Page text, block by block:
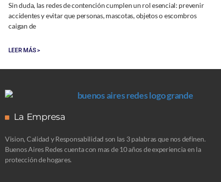
Sin duda, las redes de contención cumplen un rol esencial: prevenir
accidentes y evitar que personas, mascotas, objetos o escombros
caigan de
LEER MÁS >
La Empresa
Vision, Calidad y Responsabilidad son las 3 palabras que nos definen.
Buenos Aires Redes cuenta con mas de 10 años de experiencia en la
protección de hogares.